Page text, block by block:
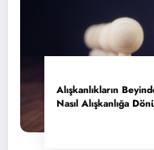
Alışkanlıkların
Nasıl Alışkanlığa